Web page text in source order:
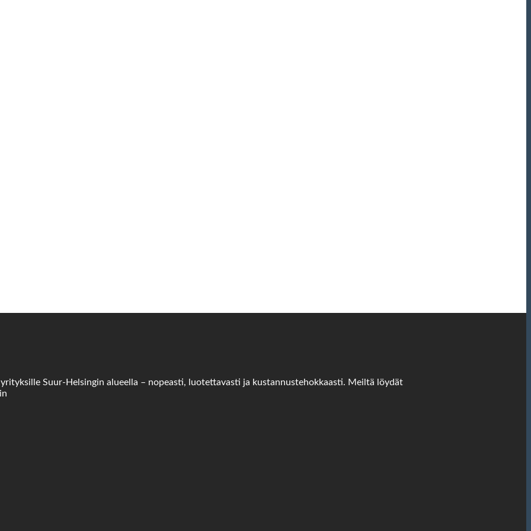
Suur-Helsingin alueella – nopeasti, luotettavasti ja kustannustehokkaasti. Meiltä löydät